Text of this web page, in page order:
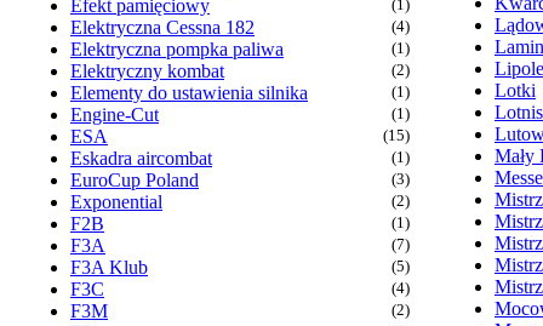
Efekt pamięciowy (1)
Elektryczna Cessna 182 (4)
Elektryczna pompka paliwa (1)
Elektryczny kombat (2)
Elementy do ustawienia silnika (1)
Engine-Cut (1)
ESA (15)
Eskadra aircombat (1)
EuroCup Poland (3)
Exponential (2)
F2B (1)
F3A (7)
F3A Klub (5)
F3C (4)
F3M (2)
Lipole
Lotki
Mały